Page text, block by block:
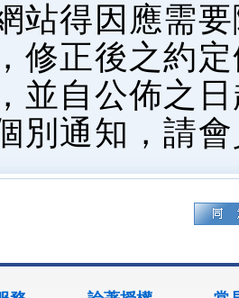
站得因應需
修正後之約
並自公佈之
別通知，請